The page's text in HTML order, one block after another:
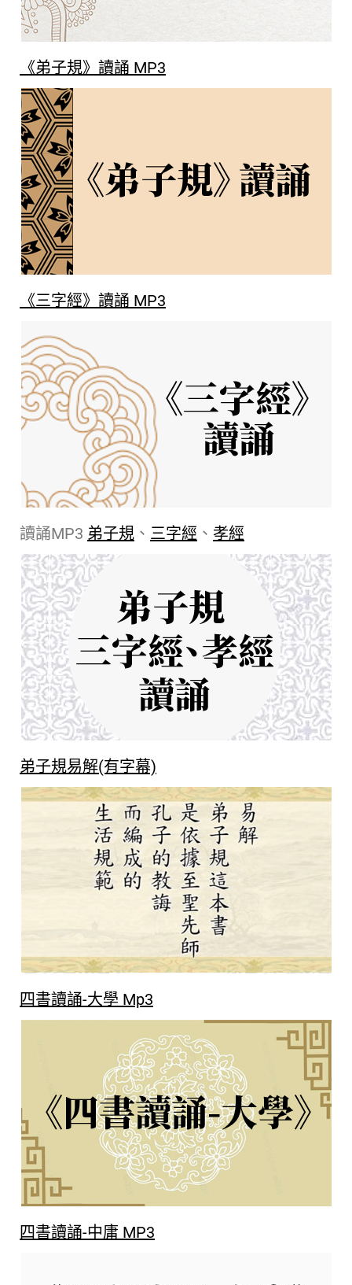
《弟子規》讀誦 MP3
《三字經》讀誦 MP3
讀誦MP3 弟子規 、 三字經 、 孝經
弟子規易解(有字幕)
四書讀誦-大學 Mp3
四書讀誦-中庸 MP3